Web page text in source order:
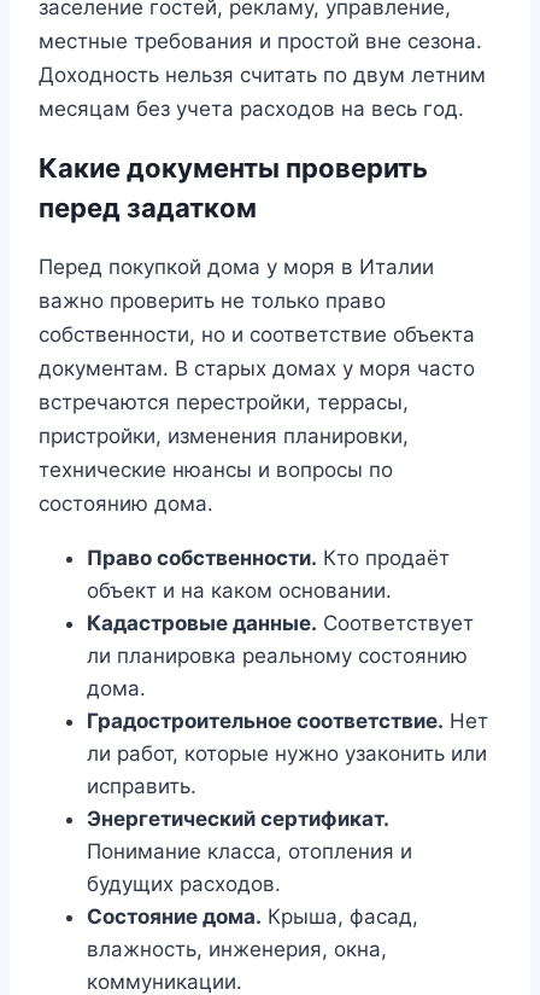
заселение гостей, рекламу, управление,
местные требования и простой вне сезона.
Доходность нельзя считать по двум летним
месяцам без учета расходов на весь год.
Какие документы проверить
перед задатком
Перед покупкой дома у моря в Италии
важно проверить не только право
собственности, но и соответствие объекта
документам. В старых домах у моря часто
встречаются перестройки, террасы,
пристройки, изменения планировки,
технические нюансы и вопросы по
состоянию дома.
Право собственности. Кто продаёт
объект и на каком основании.
Кадастровые данные. Соответствует
ли планировка реальному состоянию
дома.
Градостроительное соответствие. Нет
ли работ, которые нужно узаконить или
исправить.
Энергетический сертификат.
Понимание класса, отопления и
будущих расходов.
Состояние дома. Крыша, фасад,
влажность, инженерия, окна,
коммуникации.